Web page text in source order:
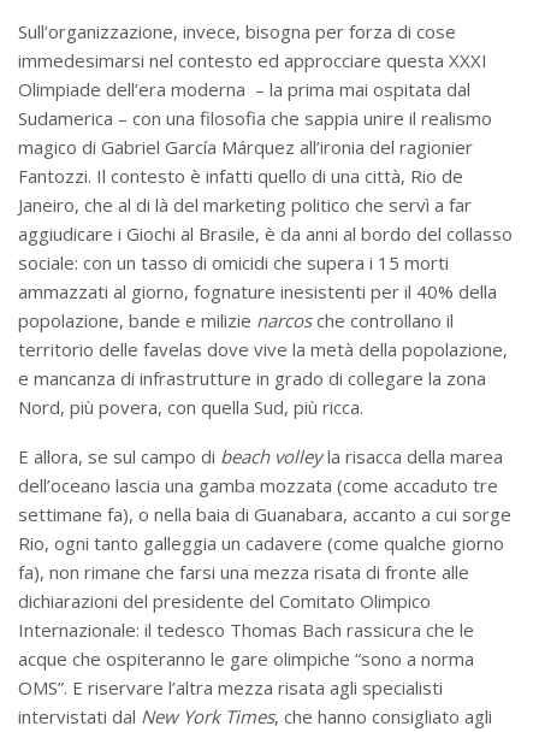
Sull’organizzazione, invece, bisogna per forza di cose
immedesimarsi nel contesto ed approcciare questa XXXI
Olimpiade dell’era moderna – la prima mai ospitata dal
Sudamerica – con una filosofia che sappia unire il realismo
magico di Gabriel García Márquez all’ironia del ragionier
Fantozzi. Il contesto è infatti quello di una città, Rio de
Janeiro, che al di là del marketing politico che servì a far
aggiudicare i Giochi al Brasile, è da anni al bordo del collasso
sociale: con un tasso di omicidi che supera i 15 morti
ammazzati al giorno, fognature inesistenti per il 40% della
popolazione, bande e milizie narcosche controllano il
territorio delle favelas dove vive la metà della popolazione,
e mancanza di infrastrutture in grado di collegare la zona
Nord, più povera, con quella Sud, più ricca.
E allora, se sul campo di beach volleyla risacca della marea
dell’oceano lascia una gamba mozzata (come accaduto tre
settimane fa), o nella baia di Guanabara, accanto a cui sorge
Rio, ogni tanto galleggia un cadavere (come qualche giorno
fa), non rimane che farsi una mezza risata di fronte alle
dichiarazioni del presidente del Comitato Olimpico
Internazionale: il tedesco Thomas Bach rassicura che le
acque che ospiteranno le gare olimpiche “sono a norma
OMS”. E riservare l’altra mezza risata agli specialisti
intervistati dal New York Times, che hanno consigliato agli